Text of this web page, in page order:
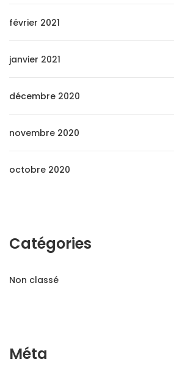
février 2021
janvier 2021
décembre 2020
novembre 2020
octobre 2020
Catégories
Non classé
Méta